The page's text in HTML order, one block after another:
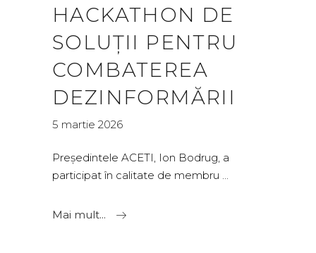
HACKATHON DE
SOLUȚII PENTRU
COMBATEREA
DEZINFORMĂRII
5 martie 2026
Președintele ACETI, Ion Bodrug, a
participat în calitate de membru
Mai mult...